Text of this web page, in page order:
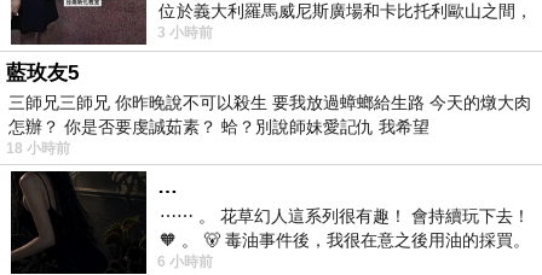
而且在網路上購買，品質有保障又有七天鑑賞期，
不滿意可以退貨也不用擔心買貴!
你一定要來看看【SAMPO 聲寶】旅行萬用轉接頭-
區域型(EP-UD2B-超值2入)~~
我是在這裡買的，多比較不吃虧唷!!:
位於義大利羅馬威尼斯廣場和卡比托利歐山之間，
用以紀念統一義大利統一後的的第一位國
3 小時前
藍玫友5
三師兄三師兄 你昨晚說不可以殺生 要我放過蟑螂給生路 今天的燉大肉
怎辦？ 你是否要虔誠茹素？ 蛤？別說師妹愛記仇 我希望
18 小時前
…
⋯⋯ 。 花草幻人這系列很有趣！ 會持續玩下去！
🧡 。 🐻 毒油事件後，我很在意之後用油的採買。
前天購買了我之前就很愛
6 小時前